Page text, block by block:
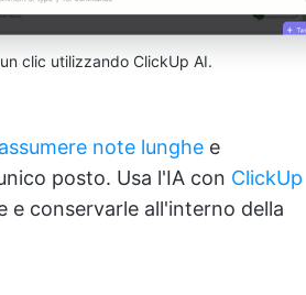
clic utilizzando ClickUp AI.
note lunghe e
posto. Usa l'IA con ClickUp
e conservarle all'interno della